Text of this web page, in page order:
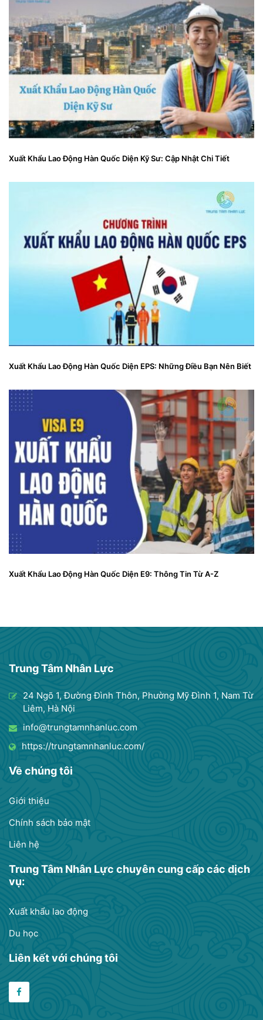
Xuất Khẩu Lao Động Hàn Quốc Diện Kỹ Sư: Cập Nhật Chi Tiết
Xuất Khẩu Lao Động Hàn Quốc Diện EPS: Những Điều Bạn Nên Biết
Xuất Khẩu Lao Động Hàn Quốc Diện E9: Thông Tin Từ A-Z
Trung Tâm Nhân Lực
24 Ngõ 1, Đường Đình Thôn, Phường Mỹ Đình 1, Nam Từ
Liêm, Hà Nội
info@trungtamnhanluc.com
https://trungtamnhanluc.com/
Về chúng tôi
Giới thiệu
Chính sách bảo mật
Liên hệ
Trung Tâm Nhân Lực chuyên cung cấp các dịch
vụ:
Xuất khẩu lao động
Du học
Liên kết với chúng tôi